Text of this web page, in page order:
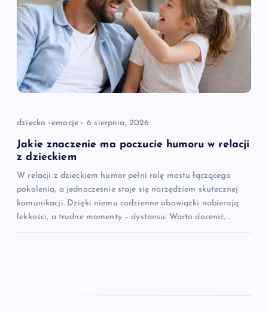
dziecko emocje 6 sierpnia, 2026
Jakie znaczenie ma poczucie humoru w relacji
z dzieckiem
W relacji z dzieckiem humor pełni rolę mostu łączącego
pokolenia, a jednocześnie staje się narzędziem skutecznej
komunikacji. Dzięki niemu codzienne obowiązki nabierają
lekkości, a trudne momenty – dystansu. Warto docenić,…